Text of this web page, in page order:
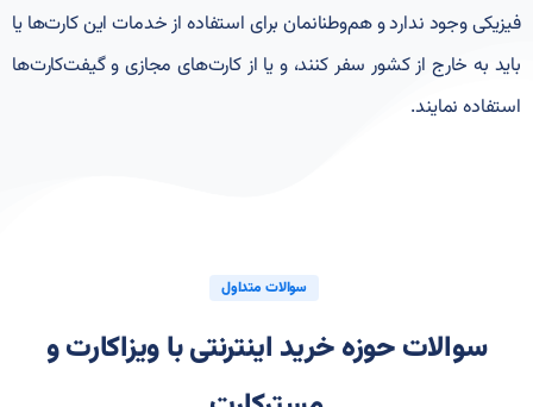
فیزیکی وجود ندارد و هم‌وطنانمان برای استفاده از خدمات این کارت‌ها یا
باید به خارج از کشور سفر کنند، و یا از کارت‌های مجازی و گیفت‌‌کارت‌ها
استفاده نمایند.
سوالات متداول
سوالات حوزه خرید اینترنتی با ویزاکارت و